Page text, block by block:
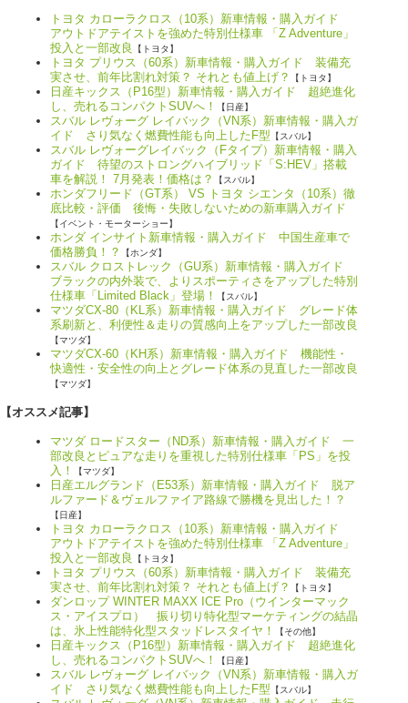
トヨタ カローラクロス（10系）新車情報・購入ガイド
アウトドアテイストを強めた特別仕様車 「Z Adventure」
投入と一部改良
【トヨタ】
トヨタ プリウス（60系）新車情報・購入ガイド 装備充
実させ、前年比割れ対策？ それとも値上げ？
【トヨタ】
日産キックス（P16型）新車情報・購入ガイド 超絶進化
し、売れるコンパクトSUVへ！
【日産】
スバル レヴォーグ レイバック（VN系）新車情報・購入ガ
イド さり気なく燃費性能も向上したF型 【スバル】
スバル レヴォーグレイバック（Fタイプ）新車情報・購入
ガイド 待望のストロングハイブリッド「S:HEV」搭載
車を解説！ 7月発表！価格は？
【スバル】
ホンダフリード（GT系） VS トヨタ シエンタ（10系）徹
底比較・評価 後悔・失敗しないための新車購入ガイド
【イベント・モーターショー】
ホンダ インサイト新車情報・購入ガイド 中国生産車で
価格勝負！？
【ホンダ】
スバル クロストレック（GU系）新車情報・購入ガイド
ブラックの内外装で、よりスポーティさをアップした特別
仕様車「Limited Black」登場！
【スバル】
マツダCX-80（KL系）新車情報・購入ガイド グレード体
系刷新と、利便性＆走りの質感向上をアップした一部改良
【マツダ】
マツダCX-60（KH系）新車情報・購入ガイド 機能性・
快適性・安全性の向上とグレード体系の見直した一部改良
【マツダ】
【オススメ記事】
マツダ ロードスター（ND系）新車情報・購入ガイド 一
部改良とピュアな走りを重視した特別仕様車「PS」を投
入！
【マツダ】
日産エルグランド（E53系）新車情報・購入ガイド 脱ア
ルファード＆ヴェルファイア路線で勝機を見出した！？
【日産】
トヨタ カローラクロス（10系）新車情報・購入ガイド
アウトドアテイストを強めた特別仕様車 「Z Adventure」
投入と一部改良
【トヨタ】
トヨタ プリウス（60系）新車情報・購入ガイド 装備充
実させ、前年比割れ対策？ それとも値上げ？
【トヨタ】
ダンロップ WINTER MAXX ICE Pro（ウインターマック
ス・アイスプロ） 振り切り特化型マーケティングの結晶
は、氷上性能特化型スタッドレスタイヤ！
【その他】
日産キックス（P16型）新車情報・購入ガイド 超絶進化
し、売れるコンパクトSUVへ！
【日産】
スバル レヴォーグ レイバック（VN系）新車情報・購入ガ
イド さり気なく燃費性能も向上したF型 【スバル】